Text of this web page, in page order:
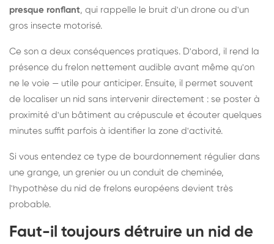
presque ronflant, qui rappelle le bruit d'un drone ou d'un
gros insecte motorisé.
Ce son a deux conséquences pratiques. D'abord, il rend la
présence du frelon nettement audible avant même qu'on
ne le voie — utile pour anticiper. Ensuite, il permet souvent
de localiser un nid sans intervenir directement : se poster à
proximité d'un bâtiment au crépuscule et écouter quelques
minutes suffit parfois à identifier la zone d'activité.
Si vous entendez ce type de bourdonnement régulier dans
une grange, un grenier ou un conduit de cheminée,
l'hypothèse du nid de frelons européens devient très
probable.
Faut-il toujours détruire un nid de